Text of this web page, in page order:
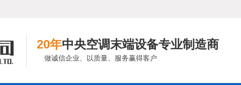
20年中央空调末端设备专业制造商
做诚信企业、以质量、服务赢得客户